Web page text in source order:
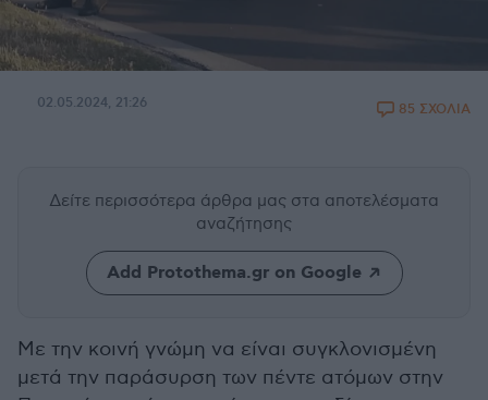
02.05.2024, 21:26 85 ΣΧΟΛΙΑ
Δείτε περισσότερα άρθρα μας στα αποτελέσματα
αναζήτησης
Add Protothema.gr on Google
Με την κοινή γνώμη να είναι συγκλονισμένη
μετά την παράσυρση των πέντε ατόμων στην